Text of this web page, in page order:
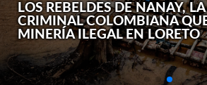
LOS REBELDES DE NANAY,
CRIMINAL COLOMBIANA
MINERÍA ILEGAL EN LORETO